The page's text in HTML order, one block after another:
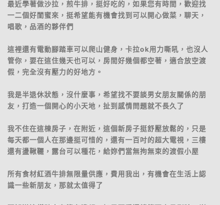
最近學著做沙拉，煎牛排，挺好吃的，如果您有時間，歡迎找
一二個好閨蜜來，挺希望能有機會找到可以開心做菜，聊天，
唱歌，品酒的夥伴們
這裡還有電動腳踏車可以爬山健身，卡拉ok用力嘶吼，也沒人
管你，要在這住幾天也可以，房間好幾個都空著，適合放空渡
假，完全沒有壓力的好地方。
我是半退休狀態，沒什麼事，希望找不要談男女朋友關係的朋
友，打造一個開心的小天地，扯到感情問題就不長久了
我不住在這棟房子，在附近，這個新房子挺舒壓放鬆的，只是
每天都一個人在那邊挺可惜的，還有一百吋的超大電視，三樓
還有盪鞦韆，露台可以種花，給妳們當無拘無束的渡假小屋
所有食材紅酒牛排無限量供應，費用我出，有機會在生活上認
識一些新朋友，那就太值得了